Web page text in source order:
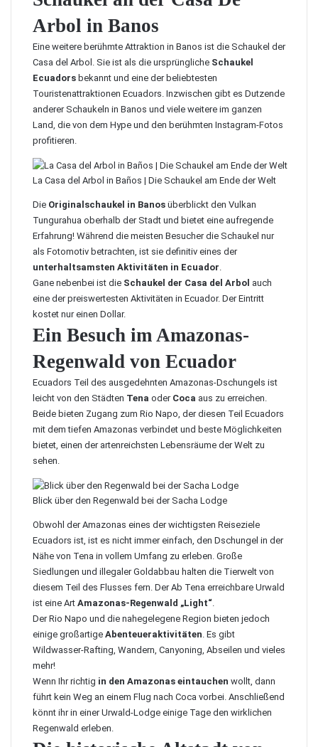
Arbol in Banos
Eine weitere berühmte Attraktion in Banos ist die Schaukel der
Casa del Arbol . Sie ist als die ursprüngliche Schaukel
Ecuadors bekannt und eine der beliebtesten
Touristenattraktionen Ecuadors. Inzwischen gibt es Dutzende
anderer Schaukeln in Banos und viele weitere im ganzen
Land, die von dem Hype und den berühmten Instagram-Fotos
profitieren.
La Casa del Arbol in Baños | Die Schaukel am Ende der Welt
Die Originalschaukel in Banos überblickt den Vulkan
Tungurahua oberhalb der Stadt und bietet eine aufregende
Erfahrung! Während die meisten Besucher die Schaukel nur
als Fotomotiv betrachten, ist sie definitiv eines der
unterhaltsamsten Aktivitäten in Ecuador.
Gane nebenbei ist die Schaukel der Casa del Arbol auch
eine der preiswertesten Aktivitäten in Ecuador. Der Eintritt
kostet nur einen Dollar.
Ein Besuch im Amazonas-
Regenwald von Ecuador
Ecuadors Teil des ausgedehnten Amazonas-Dschungels ist
leicht von den Städten Tena oder Coca aus zu erreichen.
Beide bieten Zugang zum Rio Napo, der diesen Teil Ecuadors
mit dem tiefen Amazonas verbindet und beste Möglichkeiten
bietet, einen der artenreichsten Lebensräume der Welt zu
sehen.
Blick über den Regenwald bei der Sacha Lodge
Obwohl der Amazonas eines der wichtigsten Reiseziele
Ecuadors ist, ist es nicht immer einfach, den Dschungel in der
Nähe von Tena in vollem Umfang zu erleben. Große
Siedlungen und illegaler Goldabbau halten die Tierwelt von
diesem Teil des Flusses fern. Der Ab Tena erreichbare Urwald
ist eine Art Amazonas-Regenwald „Light“.
Der Rio Napo und die nahegelegene Region bieten jedoch
einige großartige Abenteueraktivitäten. Es gibt
Wildwasser-Rafting, Wandern, Canyoning, Abseilen und vieles
mehr!
Wenn Ihr richtig in den Amazonas eintauchen wollt, dann
führt kein Weg an einem Flug nach Coca vorbei. Anschließend
könnt ihr in einerUrwald-Lodge einige Tage den wirklichen
Regenwald erleben.